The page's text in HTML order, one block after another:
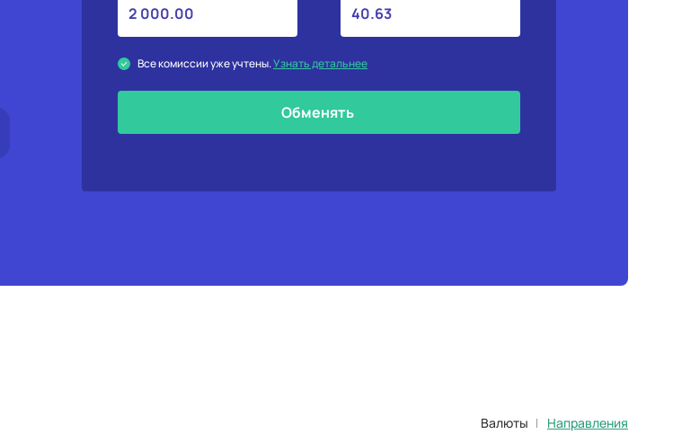
Все комиссии уже учтены.Узнать детальнее
Обменять
Валюты Направления